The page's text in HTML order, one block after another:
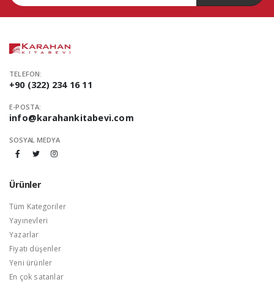
TELEFON:
+90 (322) 234 16 11
E-POSTA:
info@karahankitabevi.com
SOSYAL MEDYA
Ürünler
Tüm Kategoriler
Yayınevleri
Yazarlar
Fiyatı düşenler
Yeni ürünler
En çok satanlar